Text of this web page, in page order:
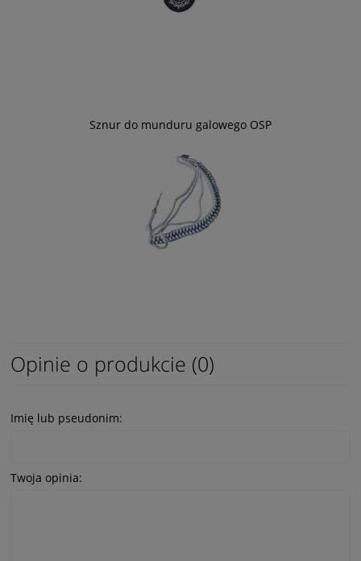
Sznur do munduru galowego OSP
Opinie o produkcie (0)
Imię lub pseudonim:
Twoja opinia: